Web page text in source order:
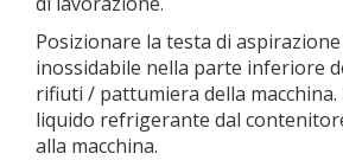
Posizionare la testa di
inossidabile nella parte inferiore
rifiuti / pattumiera della
liquido refrigerante dal
alla macchina.